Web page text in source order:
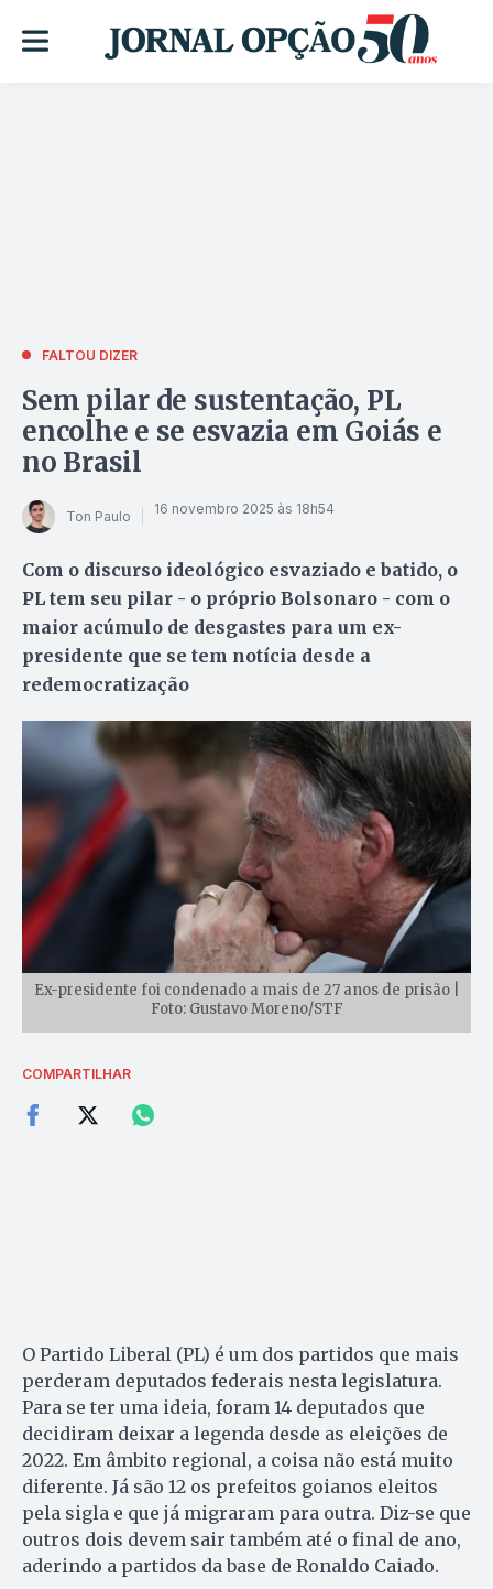
FALTOU DIZER
Sem pilar de sustentação, PL
encolhe e se esvazia em Goiás e
no Brasil
Ton Paulo 16 novembro 2025 às 18h54
Com o discurso ideológico esvaziado e batido, o
PL tem seu pilar - o próprio Bolsonaro - com o
maior acúmulo de desgastes para um ex-
presidente que se tem notícia desde a
redemocratização
Ex-presidente foi condenado a mais de 27 anos de prisão |
Foto: Gustavo Moreno/STF
COMPARTILHAR
O Partido Liberal (PL) é um dos partidos que mais
perderam deputados federais nesta legislatura.
Para se ter uma ideia, foram 14 deputados que
decidiram deixar a legenda desde as eleições de
2022. Em âmbito regional, a coisa não está muito
diferente. Já são 12 os prefeitos goianos eleitos
pela sigla e que já migraram para outra. Diz-se que
outros dois devem sair também até o final de ano,
aderindo a partidos da base de Ronaldo Caiado.